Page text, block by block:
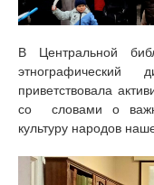
В Центральной
этнографический
приветствовала
со словами о
культуру народов